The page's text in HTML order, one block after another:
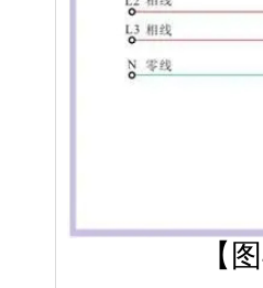
【